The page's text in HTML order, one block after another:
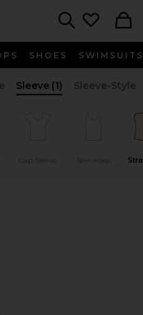
SHOES SWIMSUITS
Sleeve (1) Sleeve-Style
Cap Sleeve Sleeveless